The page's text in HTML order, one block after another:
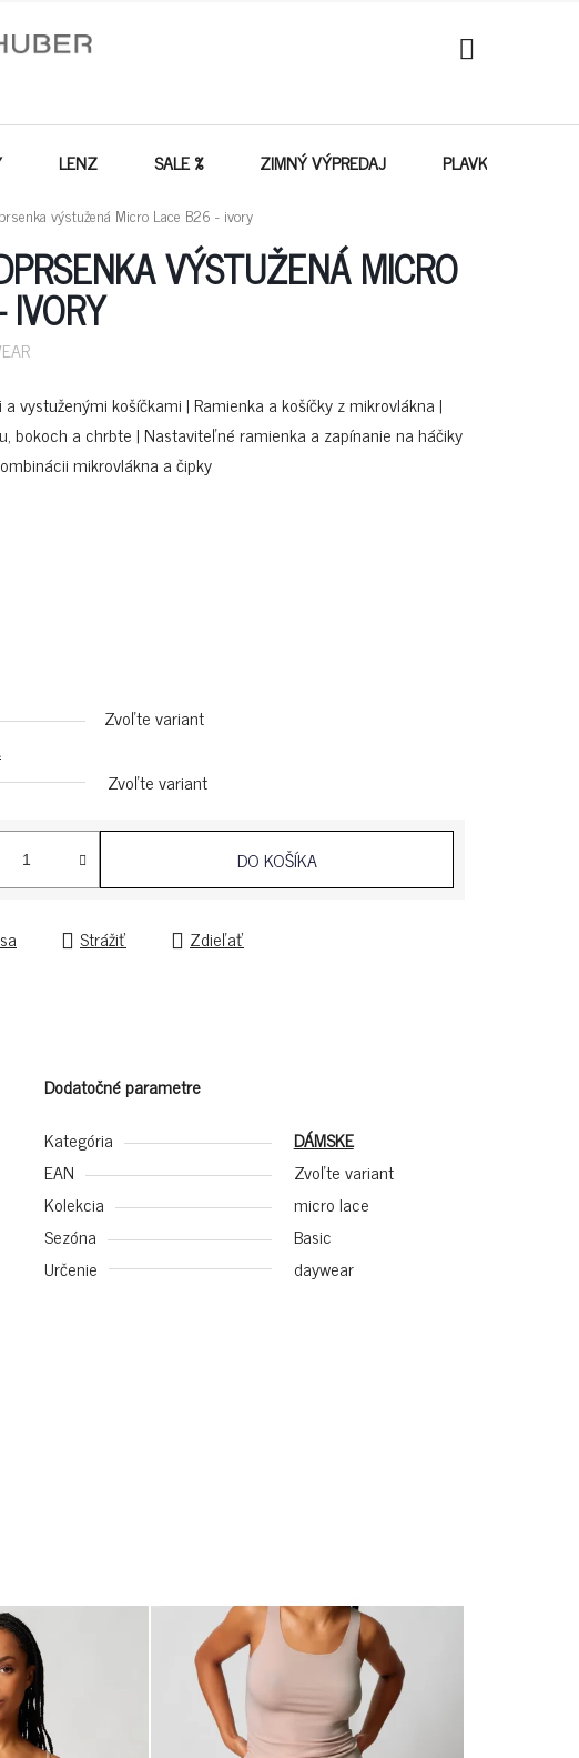
NÁKUPNÝ
KOŠÍK
LENZ SALE % ZIMNÝ VÝPREDAJ PLAVKY -
výstužená Micro Lace B26 - ivory
VÝSTUŽENÁ MICRO
vystuženými košíčkami | Ramienka a košíčky z mikrovlákna |
bokoch a chrbte | Nastaviteľné ramienka a zapínanie na háčiky
mikrovlákna a čipky
Zvoľte variant
Zvoľte variant
DO KOŠÍKA
Strážiť Zdieľať
Dodatočné parametre
Kategória
DÁMSKE
EAN
Zvoľte variant
Kolekcia
micro lace
Sezóna
Basic
Určenie
daywear